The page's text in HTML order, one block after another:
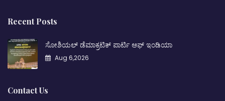
Recent Posts
ಸೋಶಿಯಲ್ ಡೆಮಾಕ್ರಟಿಕ್ ಪಾರ್ಟಿ ಆಫ್ ಇಂಡಿಯಾ
Aug 6,2026
Contact Us